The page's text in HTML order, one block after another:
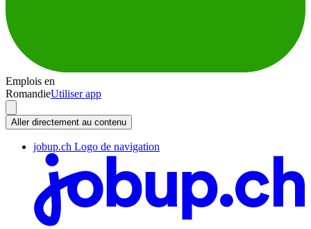
Emplois en
RomandieUtiliser app
Aller directement au contenu
jobup.ch Logo de navigation